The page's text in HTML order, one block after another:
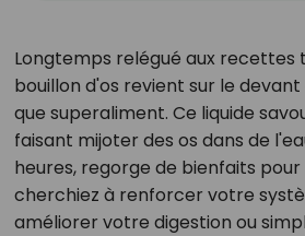
Longtemps relégué aux recettes
bouillon d'os revient sur le
que superaliment. Ce liquide
faisant mijoter des os dans de
heures, regorge de bienfaits pour
cherchiez à renforcer votre
améliorer votre digestion ou